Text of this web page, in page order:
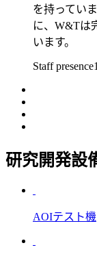
を持ってい
に、W&Tは
います。
Staff presence1
研究開発設
AOIテスト機